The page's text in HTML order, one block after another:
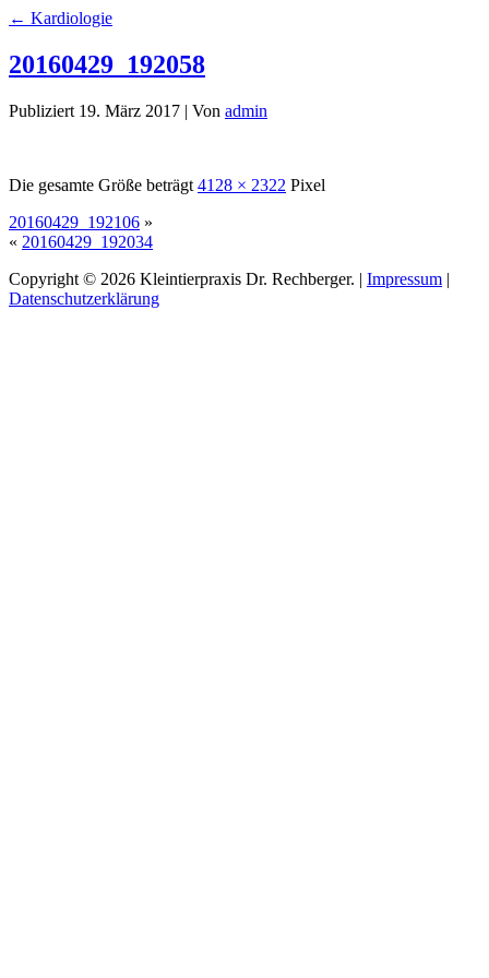
← Kardiologie
20160429_192058
Publiziert 19. März 2017 | Von admin
Die gesamte Größe beträgt 4128 × 2322 Pixel
20160429_192106 »
« 20160429_192034
Copyright © 2026 Kleintierpraxis Dr. Rechberger. | Impressum |
Datenschutzerklärung